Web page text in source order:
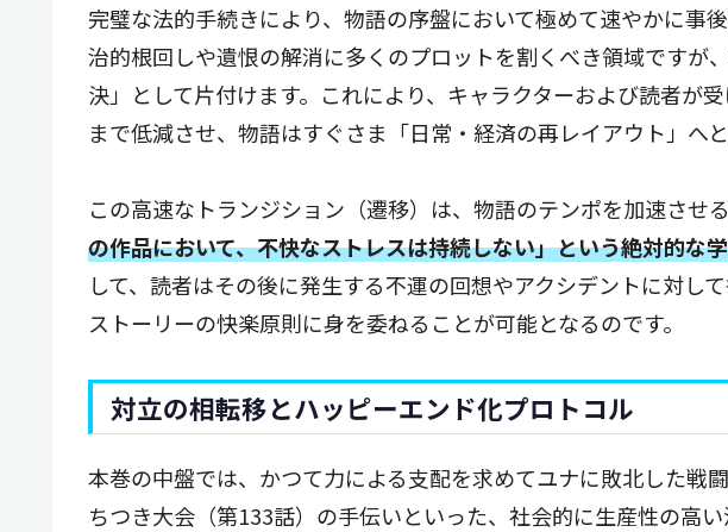
完璧な法的手続きにより、物語の序盤において極めて速やかに事
治的根回しや遺恨の解消に多くのプロットを割くべき領域ですが
決」として片付けます。これにより、キャラクターおよび読者が
まで低減させ、物語はすぐさま「日常・経済の再レイアウト」へと
この高速なトランジション（遷移）は、物語のテンポを加速させ
の作品において、不快なストレスは持続しない」という絶対的な
して、読者はその後に発生する不運の回想やアクシデントに対し
ストーリーの快楽原則に身を委ねることが可能となるのです。
対立の相転移とハッピーエンド化プロトコル
本巻の中盤では、かつて力による支配を求めてユナに敗北した戦
ちつき大会（第133話）の手伝いといった、社会的に生産性の高